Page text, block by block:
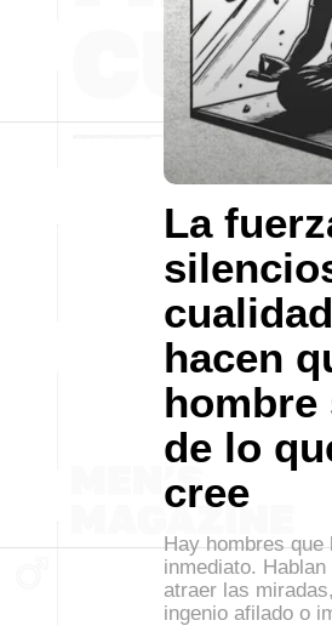
La
hacen
hombre
de lo
cree
Hay hombres que
inmediato.
atraer las
ingenio afilado o